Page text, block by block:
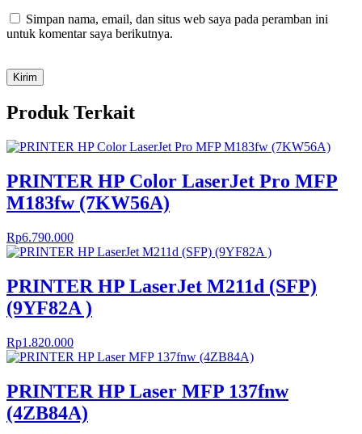
Simpan nama, email, dan situs web saya pada peramban ini
untuk komentar saya berikutnya.
Produk Terkait
PRINTER HP Color LaserJet Pro MFP
M183fw (7KW56A)
Rp6.790.000
PRINTER HP LaserJet M211d (SFP)
(9YF82A )
Rp1.820.000
PRINTER HP Laser MFP 137fnw
(4ZB84A)